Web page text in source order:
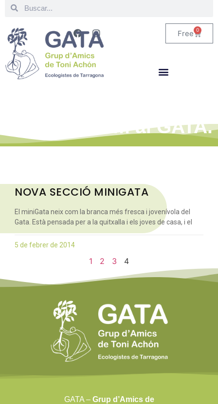
Free 0
tot el que fem al GATA.
NOVA SECCIÓ MINIGATA
El miniGata neix com la branca més fresca i jovenívola del
Gata. Està pensada per a la quitxalla i els joves de casa, i el
5 de febrer de 2014
1 2 3 4
GATA – Grup d’Amics de